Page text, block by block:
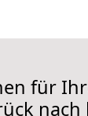
für
nach